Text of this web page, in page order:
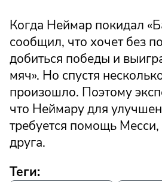
Когда Неймар покидал
сообщил, что хочет без
добиться победы и
мяч». Но спустя
произошло. Поэтому
что Неймару для
требуется помощь Месси,
друга.
Теги: